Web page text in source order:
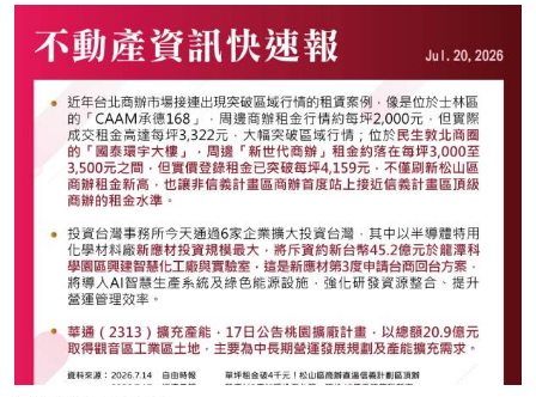
📍大立光豪砸13.79億買台中廠房 1個月狂買25.69億 AI擴
產需求浮現
📍歐德萬坪國際物流中心 正式啟用
《 #地產專家🔎關注詠群 提供最新市場情報📝 》